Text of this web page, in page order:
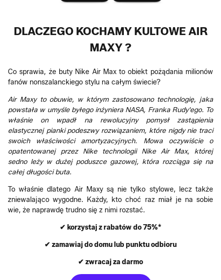
DLACZEGO KOCHAMY KULTOWE AIR
MAXY ?
Co sprawia, że buty Nike Air Max to obiekt pożądania milionów
fanów nonszalanckiego stylu na całym świecie?
Air Maxy to obuwie, w którym zastosowano technologię, jaka
powstała w umyśle byłego inżyniera NASA, Franka Rudy'ego. To
właśnie on wpadł na rewolucyjny pomysł zastąpienia
elastycznej pianki podeszwy rozwiązaniem, które nigdy nie traci
swoich właściwości amortyzacyjnych. Mowa oczywiście o
opatentowanej przez Nike technologii Nike Air Max, której
sedno leży w dużej poduszce gazowej, która rozciąga się na
całej długości buta.
To właśnie dlatego Air Maxy są nie tylko stylowe, lecz także
zniewalająco wygodne. Każdy, kto choć raz miał je na sobie
wie, że naprawdę trudno się z nimi rozstać.
✔ korzystaj z rabatów do 75%*
✔ zamawiaj do domu lub punktu odbioru
✔ zwracaj za darmo